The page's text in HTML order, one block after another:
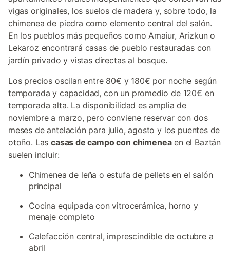
vigas originales, los suelos de madera y, sobre todo, la
chimenea de piedra como elemento central del salón.
En los pueblos más pequeños como Amaiur, Arizkun o
Lekaroz encontrará casas de pueblo restauradas con
jardín privado y vistas directas al bosque.
Los precios oscilan entre 80€ y 180€ por noche según
temporada y capacidad, con un promedio de 120€ en
temporada alta. La disponibilidad es amplia de
noviembre a marzo, pero conviene reservar con dos
meses de antelación para julio, agosto y los puentes de
otoño. Lascasas de campo con chimeneaen el Baztán
suelen incluir:
Chimenea de leña o estufa de pellets en el salón
principal
Cocina equipada con vitrocerámica, horno y
menaje completo
Calefacción central, imprescindible de octubre a
abril